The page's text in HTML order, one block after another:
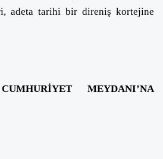
adeta tarihi bir direniş kortejine
MEYDANI’NA